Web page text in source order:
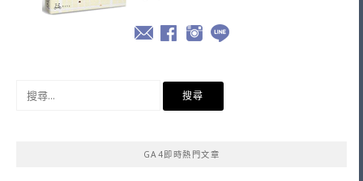
GA4即時熱門文章